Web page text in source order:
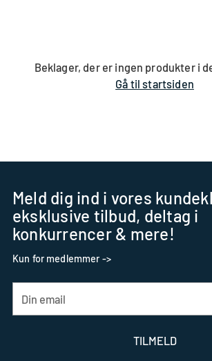
Beklager, der er ingen produkter i
Gå til startsiden
Meld dig ind i vores
eksklusive tilbud, deltag i
konkurrencer & mere!
Kun for medlemmer ->
email
TILMELD